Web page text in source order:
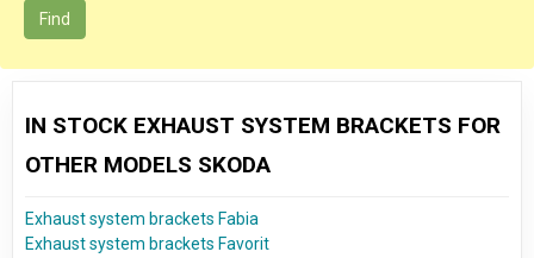
Find
IN STOCK EXHAUST SYSTEM BRACKETS FOR
OTHER MODELS SKODA
Exhaust system brackets Fabia
Exhaust system brackets Favorit